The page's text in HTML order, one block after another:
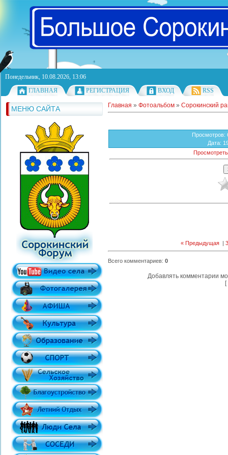
Понедельник, 10.08.2026, 13:06
ГЛАВНАЯ
РЕГИСТРАЦИЯ ВХОД RSS
МЕНЮ САЙТА Главная » Фотоальбом » Сорокинский
Просмотров:
Дата:
« Предыдущая| 3
Всего комментариев: 0
Добавлять комментарии
[